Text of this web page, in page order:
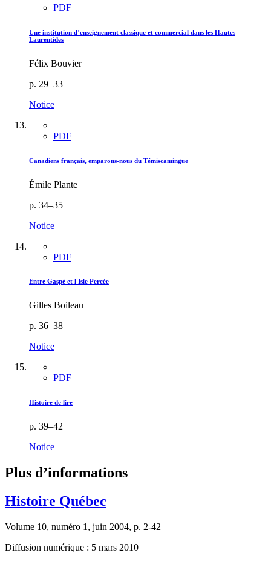
PDF
Une institution d’enseignement classique et commercial dans les Hautes
Laurentides
Félix Bouvier
p. 29–33
Notice
PDF
Canadiens français, emparons-nous du Témiscamingue
Émile Plante
p. 34–35
Notice
PDF
Entre Gaspé et l'Isle Percée
Gilles Boileau
p. 36–38
Notice
PDF
Histoire de lire
p. 39–42
Notice
Plus d’informations
Histoire Québec
Volume 10, numéro 1, juin 2004, p. 2-42
Diffusion numérique : 5 mars 2010